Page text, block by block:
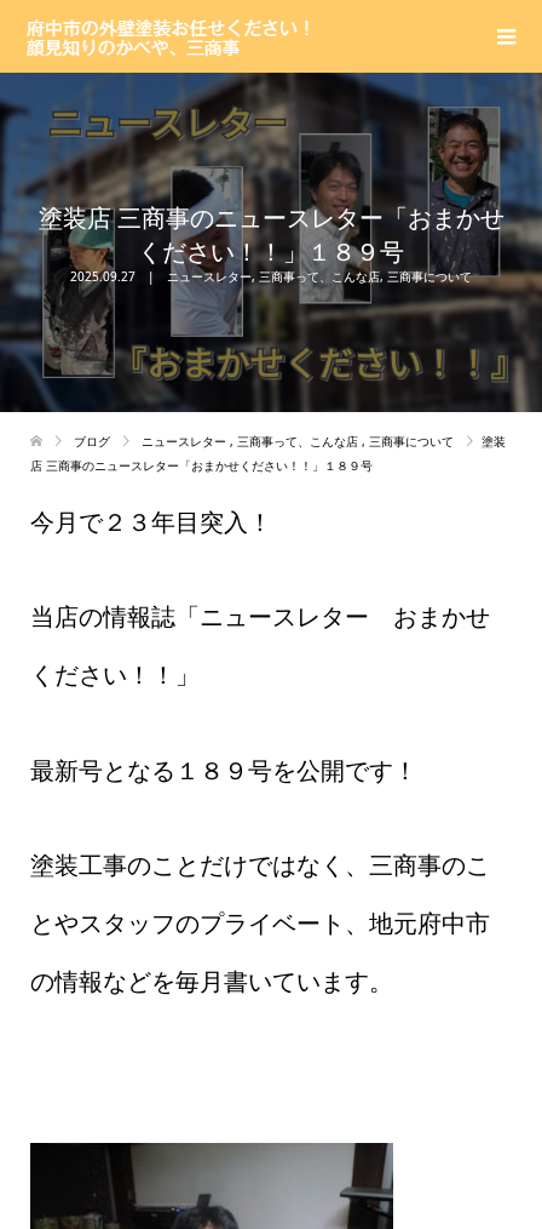
塗装店 三商事のニュースレター「おまかせ
ください！！」１８９号
2025.09.27 ニュースレター, 三商事って、こんな店, 三商事について
ブログ ニュースレター , 三商事って、こんな店 , 三商事について
塗装
店 三商事のニュースレター「おまかせください！！」１８９号
今月で２３年目突入！
当店の情報誌「ニュースレター おまかせ
ください！！」
最新号となる１８９号を公開です！
塗装工事のことだけではなく、三商事のこ
とやスタッフのプライベート、地元府中市
の情報などを毎月書いています。